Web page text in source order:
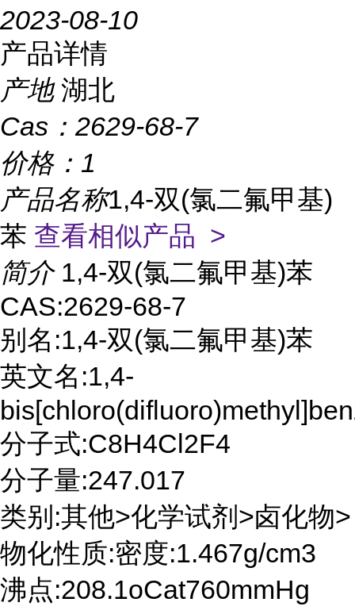
2023-08-10
产品详情
产地 湖北
Cas： 2629-68-7
价格： 1
产品名称1,4-双(氯二氟甲基)
苯 查看相似产品 >
简介 1,4-双(氯二氟甲基)苯
CAS:2629-68-7
别名:1,4-双(氯二氟甲基)苯
英文名:1,4-
分子式:C8H4Cl2F4
分子量:247.017
类别:其他>化学试剂>卤化物>
物化性质:密度:1.467g/cm3
沸点:208.1oCat760mmHg